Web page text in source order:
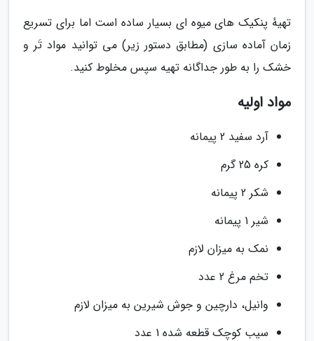
تهیهٔ پنکیک های میوه ای بسیار ساده است اما برای تسریع
زمان آماده سازی (مطابق دستور زیر) می توانید مواد تَر و
خشک را به طور جداگانه تهیه سپس مخلوط کنید.
مواد اولیه
آرد سفید 2 پیمانه
کره 25 گرم
شکر 2 پیمانه
شیر 1 پیمانه
نمک به میزان لازم
تخم مرغ 2 عدد
وانیل، دارچین و جوش شیرین به میزان لازم
سیب کوچک قطعه شده 1 عدد